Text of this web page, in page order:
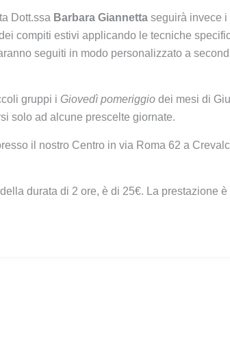
Dott.ssa Barbara Giannetta seguirà invece
compiti estivi applicando le tecniche
seguiti in modo personalizzato a
gruppi i Giovedì pomeriggio dei mesi di
solo ad alcune prescelte giornate.
il nostro Centro in via Roma 62 a
durata di 2 ore, è di 25€. La prestazione